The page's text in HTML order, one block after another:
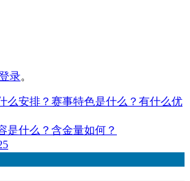
录。
么安排？赛事特色是什么？有什么优
是什么？含金量如何？